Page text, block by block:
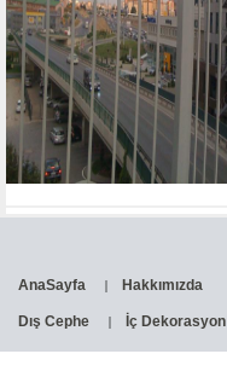
AnaSayfa Hakkımızda
Dış Cephe İç Dekorasyon